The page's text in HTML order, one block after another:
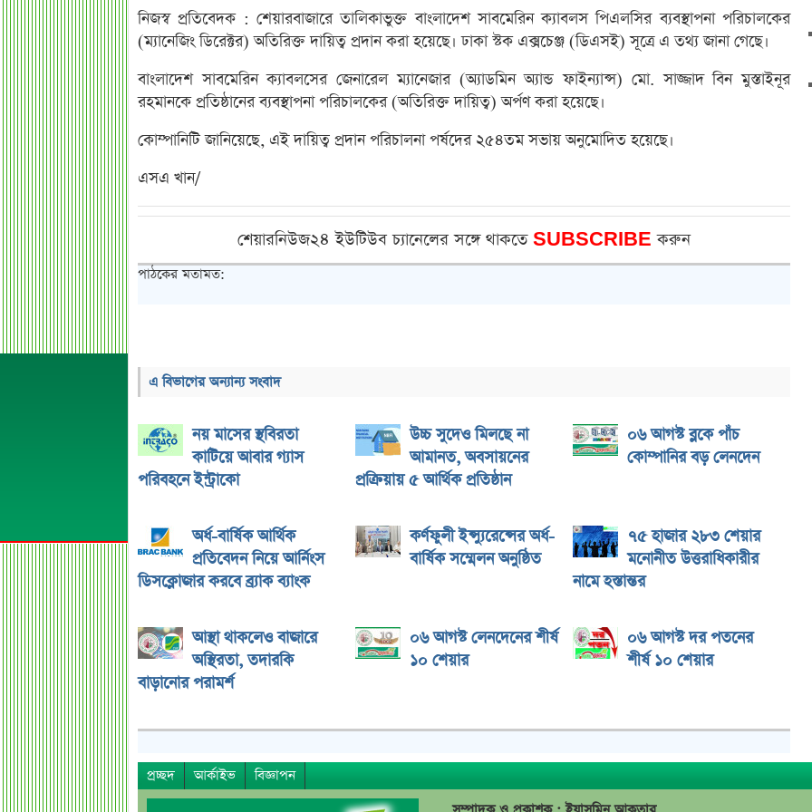
নিজস্ব প্রতিবেদক : শেয়ারবাজারে তালিকাভুক্ত বাংলাদেশ সাবমেরিন ক্যাবলস পিএলসির ব্যবস্থাপনা পরিচালকের
(ম্যানেজিং ডিরেক্টর) অতিরিক্ত দায়িত্ব প্রদান করা হয়েছে। ঢাকা স্টক এক্সচেঞ্জ (ডিএসই) সূত্রে এ তথ্য জানা গেছে।
বাংলাদেশ সাবমেরিন ক্যাবলসের জেনারেল ম্যানেজার (অ্যাডমিন অ্যান্ড ফাইন্যান্স) মো. সাজ্জাদ বিন মুস্তাইনূর
রহমানকে প্রতিষ্ঠানের ব্যবস্থাপনা পরিচালকের (অতিরিক্ত দায়িত্ব) অর্পণ করা হয়েছে।
কোম্পানিটি জানিয়েছে, এই দায়িত্ব প্রদান পরিচালনা পর্ষদের ২৫৪তম সভায় অনুমোদিত হয়েছে।
এসএ খান/
শেয়ারনিউজ২৪ ইউটিউব চ্যানেলের সঙ্গে থাকতে SUBSCRIBEকরুন
পাঠকের মতামত:
এ বিভাগের অন্যান্য সংবাদ
নয় মাসের স্থবিরতা
কাটিয়ে আবার গ্যাস
পরিবহনে ইন্ট্রাকো
উচ্চ সুদেও মিলছে না
আমানত, অবসায়নের
প্রক্রিয়ায় ৫ আর্থিক প্রতিষ্ঠান
০৬ আগস্ট ব্লকে পাঁচ
কোম্পানির বড় লেনদেন
অর্ধ-বার্ষিক আর্থিক
প্রতিবেদন নিয়ে আর্নিংস
ডিসক্লোজার করবে ব্র্যাক ব্যাংক
কর্ণফুলী ইন্স্যুরেন্সের অর্ধ-
বার্ষিক সম্মেলন অনুষ্ঠিত
৭৫ হাজার ২৮৩ শেয়ার
মনোনীত উত্তরাধিকারীর
নামে হস্তান্তর
আস্থা থাকলেও বাজারে
অস্থিরতা, তদারকি
বাড়ানোর পরামর্শ
০৬ আগস্ট লেনদেনের শীর্ষ
১০ শেয়ার
০৬ আগস্ট দর পতনের
শীর্ষ ১০ শেয়ার
প্রচ্ছদ আর্কাইভ
বিজ্ঞাপন